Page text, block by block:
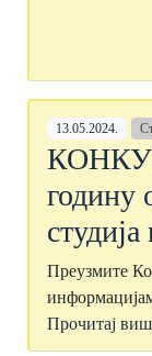
13.05.2024.
годину
Преузмите
Прочитај